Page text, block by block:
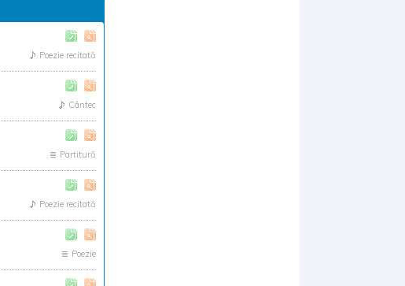
Poezie recitată
Cântec
Partitură
Poezie recitată
Poezie